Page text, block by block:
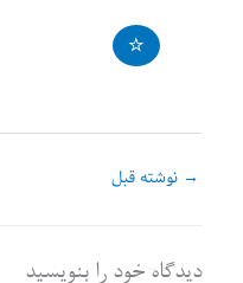
→ نوشته قبل
دیدگاه‌ خود را بنویسید